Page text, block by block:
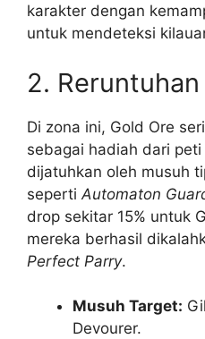
karakter dengan
untuk mendeteksi
2.
Di zona ini, Gold Ore
sebagai hadiah dari
dijatuhkan oleh musuh
seperti Automaton
drop sekitar 15% untuk
mereka berhasil
Perfect Parry.
Musuh Target:
Devourer.